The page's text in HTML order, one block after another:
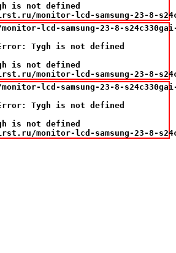
is not defined
monitor-lcd-samsung-23-8-
lcd-samsung-23-8-s24c330gai-
Tygh is not defined
is not defined
monitor-lcd-samsung-23-8-
lcd-samsung-23-8-s24c330gai-
Tygh is not defined
is not defined
monitor-lcd-samsung-23-8-